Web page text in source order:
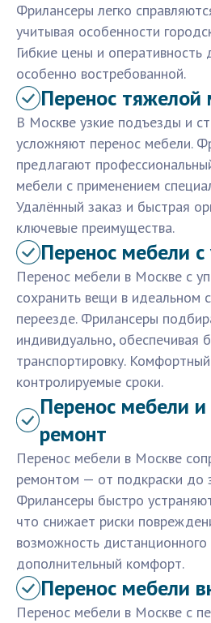
Фрилансеры легко
учитывая особенности
Гибкие цены и оперативность
особенно востребованной.
Перенос тяжелой
В Москве узкие подъезды и
усложняют перенос мебели.
предлагают
мебели с применением
Удалённый заказ и быстрая
ключевые преимущества.
Перенос мебели с
Перенос мебели в Москве с
сохранить вещи в идеальном
переезде. Фрилансеры
индивидуально, обеспечивая
транспортировку.
контролируемые сроки.
Перенос мебели
ремонт
Перенос мебели в Москве
ремонтом — от подкраски до
Фрилансеры быстро
что снижает риски
возможность
дополнительный комфорт.
Перенос мебели
Перенос мебели в Москве с